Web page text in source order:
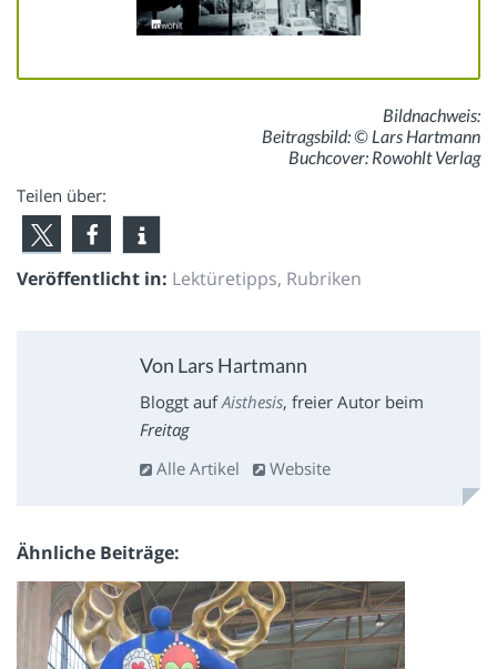
Bildnachweis:
Beitragsbild: © Lars Hartmann
Buchcover: Rowohlt Verlag
Teilen über:
Veröffentlicht in: Lektüretipps, Rubriken
Von Lars Hartmann
Bloggt aufAisthesis, freier Autor beim
Freitag
Alle Artikel
Website
Ähnliche Beiträge